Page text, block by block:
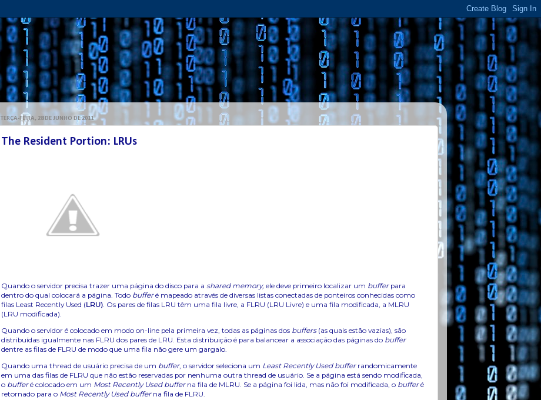
TERÇA-FEIRA, 28 DE JUNHO DE 2011
The Resident Portion: LRUs
Quando o servidor precisa trazer uma página do disco para a shared memory, ele deve primeiro localizar um buffer para
dentro do qual colocará a página. Todo bufferé mapeado através de diversas listas conectadas de ponteiros conhecidas como
filas Least Recently Used (LRU). Os pares de filas LRU têm uma fila livre, a FLRU (LRU Livre) e uma fila modificada, a MLRU
(LRU modificada).
Quando o servidor é colocado em modo on-line pela primeira vez, todas as páginas dos buffers(as quais estão vazias), são
distribuídas igualmente nas FLRU dos pares de LRU. Esta distribuição é para balancear a associação das páginas do buffer
dentre as filas de FLRU de modo que uma fila não gere um gargalo.
Quando uma thread de usuário precisa de um buffer, o servidor seleciona um Least Recently Used buffer randomicamente
em uma das filas de FLRU que não estão reservadas por nenhuma outra thread de usuário. Se a página está sendo modificada,
o bufferé colocado em um Most Recently Used bufferna fila de MLRU. Se a página foi lida, mas não foi modificada, o bufferé
retornado para o Most Recently Used buffer na fila de FLRU.